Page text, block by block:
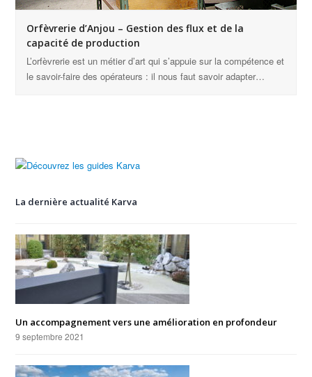
Orfèvrerie d’Anjou – Gestion des flux et de la
capacité de production
L’orfèvrerie est un métier d’art qui s’appuie sur la compétence et
le savoir-faire des opérateurs : il nous faut savoir adapter…
La dernière actualité Karva
Un accompagnement vers une amélioration en profondeur
9 septembre 2021